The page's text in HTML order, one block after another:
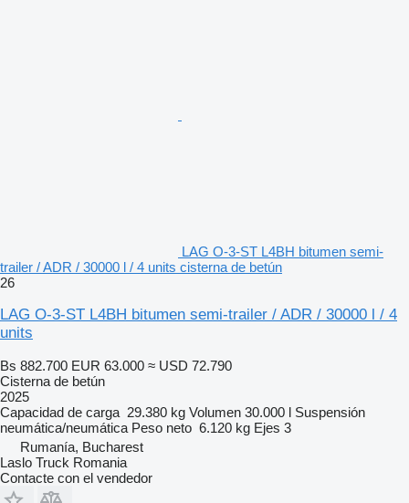
LAG O-3-ST L4BH bitumen semi-
trailer / ADR / 30000 l / 4 units cisterna de betún
26
LAG O-3-ST L4BH bitumen semi-trailer / ADR / 30000 l / 4
units
Bs 882.700 EUR 63.000 ≈ USD 72.790
Cisterna de betún
2025
Capacidad de carga 29.380 kg Volumen 30.000 l Suspensión
neumática/neumática Peso neto 6.120 kg Ejes 3
Rumanía, Bucharest
Laslo Truck Romania
Contacte con el vendedor